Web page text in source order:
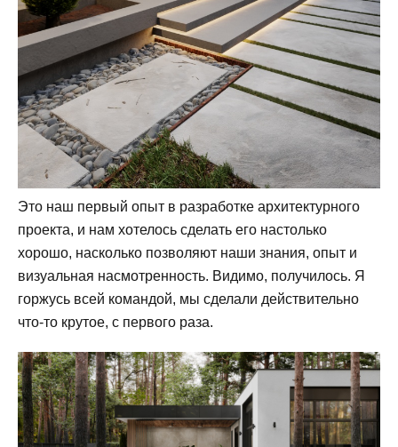
Это наш первый опыт в разработке архитектурного
проекта, и нам хотелось сделать его настолько
хорошо, насколько позволяют наши знания, опыт и
визуальная насмотренность. Видимо, получилось. Я
горжусь всей командой, мы сделали действительно
что-то крутое, с первого раза.